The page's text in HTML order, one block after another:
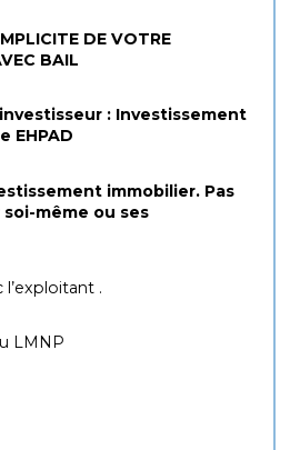
DE VOTRE
BAIL
: Investissement
EHPAD
immobilier. Pas
même ou ses
.
LMNP